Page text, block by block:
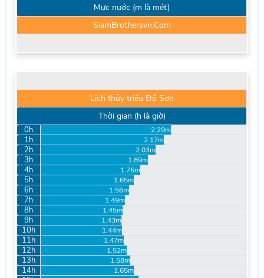
Mực nước (m là mét)
SiamBrothersvn.Com
Lịch thủy triều Đồ Sơn
Thời gian (h là giờ)
0h 2.29m
1h 2.17m
2h 2.03m
3h 1.89m
4h 1.76m
5h 1.65m
6h 1.56m
7h 1.49m
8h 1.45m
9h 1.43m
10h 1.44m
11h 1.47m
12h 1.52m
13h 1.58m
14h 1.65m